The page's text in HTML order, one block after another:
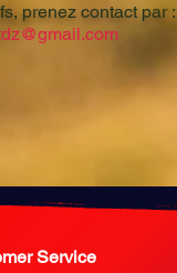
prenez contact par :
Service